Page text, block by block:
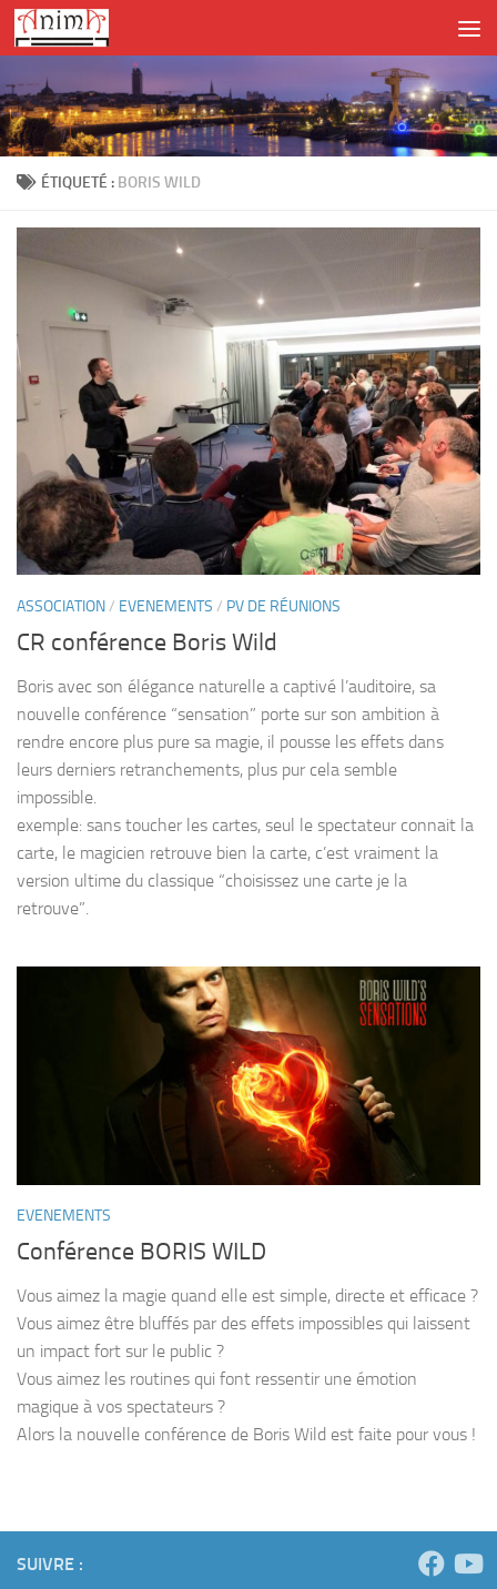
Skip to content
ÉTIQUETÉ : BORIS WILD
ASSOCIATION/ EVENEMENTS / PV DE RÉUNIONS
CR conférence Boris Wild
Boris avec son élégance naturelle a captivé l’auditoire, sa
nouvelle conférence “sensation” porte sur son ambition à
rendre encore plus pure sa magie, il pousse les effets dans
leurs derniers retranchements, plus pur cela semble
impossible.
exemple: sans toucher les cartes, seul le spectateur connait la
carte, le magicien retrouve bien la carte, c’est vraiment la
version ultime du classique “choisissez une carte je la
retrouve”.
EVENEMENTS
Conférence BORIS WILD
Vous ai­mez la magie quand elle est sim­ple, directe et efficace ?
Vous aimez être bluf­fés par des effets impossibles qui lais­se­nt
un im­pact fort sur le public ?
Vous aimez les routines qui font ressentir une émotion
magique à vos spectateurs ?
Alors la nouvelle conférence de Boris Wild est faite pour vous !
SUIVRE :